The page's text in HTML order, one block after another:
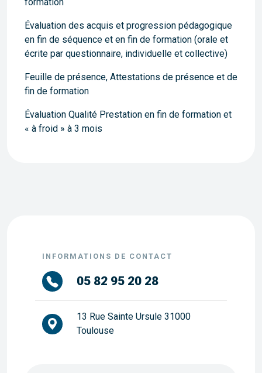
Évaluation des acquis et progression pédagogique
en fin de séquence et en fin de formation (orale et
écrite par questionnaire, individuelle et collective)
Feuille de présence, Attestations de présence et de
fin de formation
Évaluation Qualité Prestation en fin de formation et
« à froid » à 3 mois
INFORMATIONS DE CONTACT
05 82 95 20 28
13 Rue Sainte Ursule 31000
Toulouse